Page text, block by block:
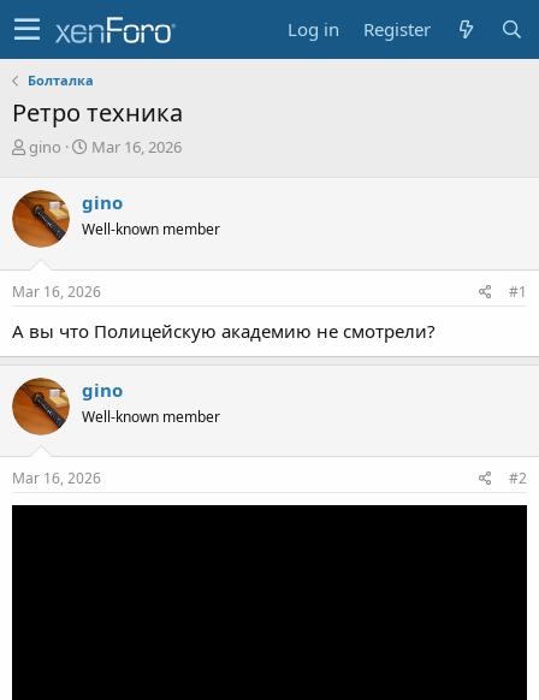
Log in Register
Болталка
Ретро техника
T
r
e
a
d
s
t
r
t
e
r
gino
S
r
t
a
t
Mar 16, 2026
gino
Well-known member
Mar 16, 2026 #1
А вы что Полицейскую академию не смотрели?
gino
Well-known member
Mar 16, 2026 #2